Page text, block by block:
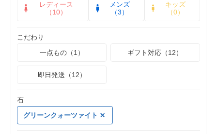
レディース
（10）
メンズ
（3）
キッズ
（0）
こだわり
一点もの（1）
ギフト対応（12）
即日発送（12）
石
グリーンクォーツァイト